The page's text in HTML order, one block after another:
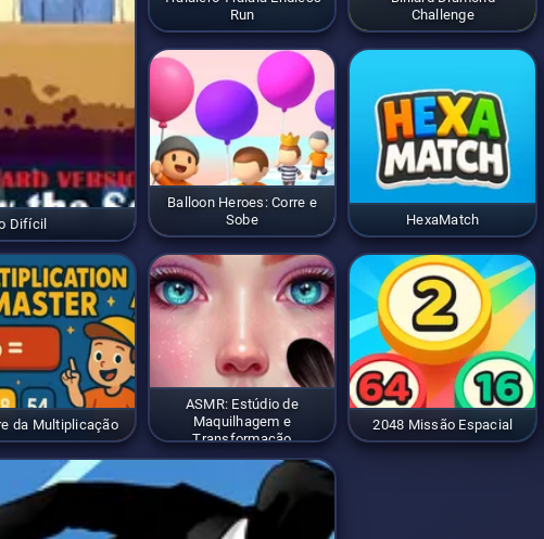
Difícil
Run
Challenge
Balloon Heroes: Corre e
Sobe
HexaMatch
da Multiplicação
ASMR: Estúdio de
Maquilhagem e
Transformação
2048 Missão Espacial